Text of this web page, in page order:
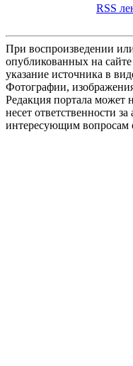
RSS
При воспроизведении
опубликованных на
указание источника в
Фотографии,
Редакция портала может
несет ответственности
интересующим вопросам